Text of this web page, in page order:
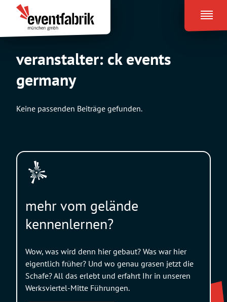
Inhalt
springen
Eventfabrik
München
veranstalter: ck events
germany
Keine passenden Beiträge gefunden.
mehr vom gelände
kennenlernen?
Wow, was wird denn hier gebaut? Was war hier
eigentlich früher? Und wo genau grasen jetzt die
Schafe? All das erlebt und erfahrt Ihr in unseren
Werksviertel-Mitte Führungen.